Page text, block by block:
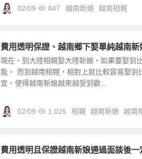
02/09 847 越南新娘 越南相親
費用透明保證、越南鄉下娶單純越南
現在，到大陸相親娶大陸新娘，如果要娶到
能。 而到越南相親，相對上就比較容易娶
宜，使得越南新娘越來越受到歡...
02/09 1,025 相親 越南新娘 越南
費用透明且保證越南新娘通過面談後